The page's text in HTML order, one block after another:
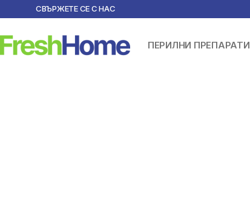
СВЪРЖЕТЕ СЕ С НАС
ПЕРИЛНИ ПРЕПАРАТИ